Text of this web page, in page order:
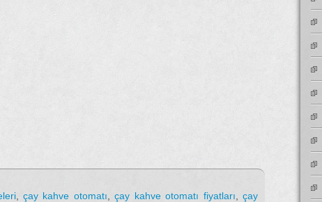
,çay kahve otomatı ,çay kahve otomatı fiyatları ,çay